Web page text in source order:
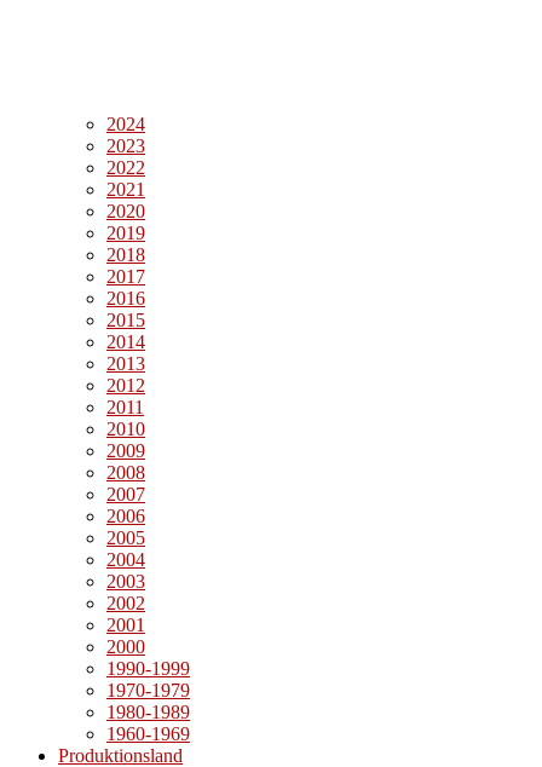
2024
2023
2022
2021
2020
2019
2018
2017
2016
2015
2014
2013
2012
2011
2010
2009
2008
2007
2006
2005
2004
2003
2002
2001
2000
1990-1999
1970-1979
1980-1989
1960-1969
Produktionsland